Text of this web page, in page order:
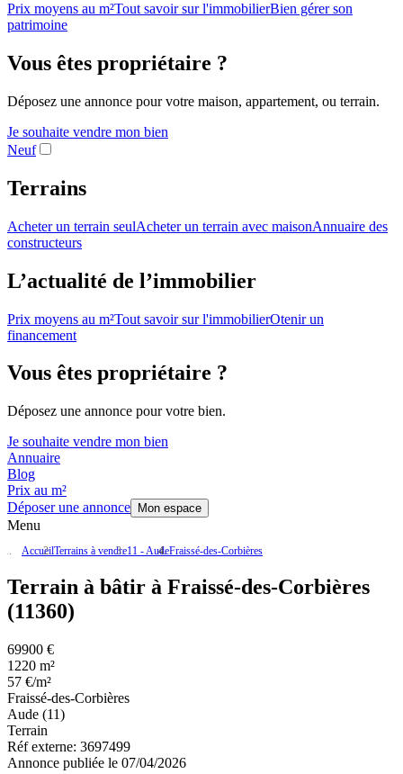
Prix moyens au m²Tout savoir sur l'immobilierBien gérer son
patrimoine
Vous êtes propriétaire ?
Déposez une annonce pour votre maison, appartement, ou terrain.
Je souhaite vendre mon bien
Neuf
Terrains
Acheter un terrain seulAcheter un terrain avec maisonAnnuaire des
constructeurs
L’actualité de l’immobilier
Prix moyens au m²Tout savoir sur l'immobilierOtenir un
financement
Vous êtes propriétaire ?
Déposez une annonce pour votre bien.
Je souhaite vendre mon bien
Annuaire
Blog
Prix au m²
Déposer une annonce
Mon espace
Menu
AccueilTerrains à vendre11 - AudeFraissé-des-Corbières
Terrain à bâtir à Fraissé-des-Corbières
(11360)
69900 €
1220 m²
57 €/m²
Fraissé-des-Corbières
Aude (11)
Terrain
Réf externe: 3697499
Annonce publiée le 07/04/2026